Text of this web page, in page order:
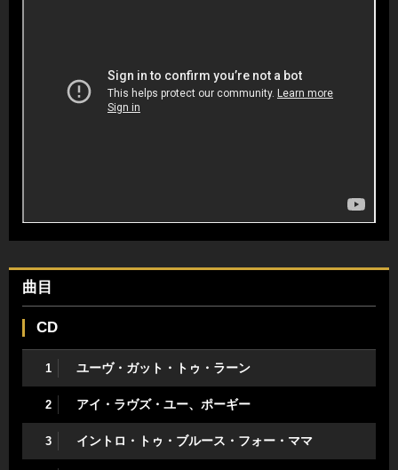
曲目
CD
1 ユーヴ・ガット・トゥ・ラーン
2 アイ・ラヴズ・ユー、ポーギー
3 イントロ・トゥ・ブルース・フォー・ママ